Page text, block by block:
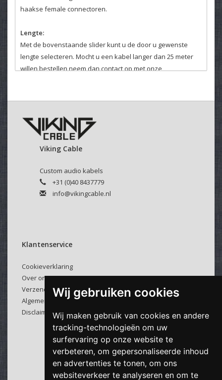
Wij gebruiken cookies
Wij maken gebruik van cookies en andere
tracking-technologieën om uw
surfervaring op onze website te
verbeteren, om gepersonaliseerde inhoud
en advertenties te tonen, om ons
websiteverkeer te analyseren en om te
haakse female connectoren.
Lengte:
Met de bovenstaande slider kunt u de door u gewenste
lengte selecteren. Mocht u een kabel langer dan 25 meter
willen bestellen neem dan contact op met onze
Velcro kabelbinder:
Selecteer hierboven of u een kabelbinder bij uw kabel
wenst.
Deze klittenband kabelbinders zijn makkelijk en veelvuldig
te gebruiken.
Viking Cable
Custom audio kabels
+31 (0)40 8437779
info@vikingcable.nl
Klantenservice
Cookieverklaring
Over ons
Verzenden & retourneren
Algemene voorwaarden
Disclaimer